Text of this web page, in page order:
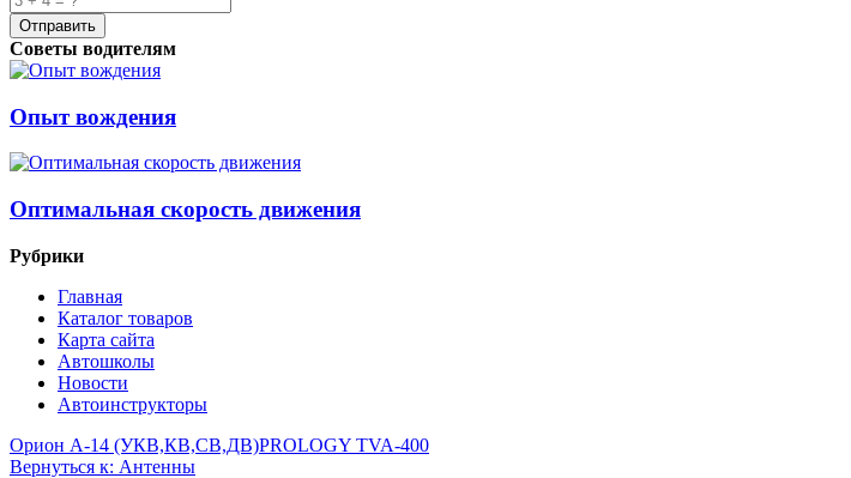
Советы водителям
Опыт вождения
Оптимальная скорость движения
Рубрики
Главная
Каталог товаров
Карта сайта
Автошколы
Новости
Автоинструкторы
Орион А-14 (УКВ,КВ,СВ,ДВ)PROLOGY TVA-400
Вернуться к: Антенны